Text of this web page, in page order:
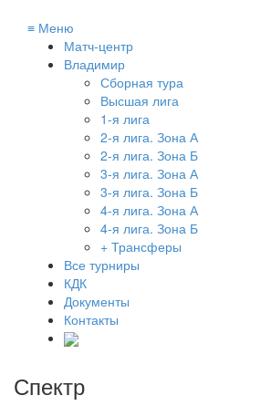
≡ Меню
Матч-центр
Владимир
Сборная тура
Высшая лига
1-я лига
2-я лига. Зона А
2-я лига. Зона Б
3-я лига. Зона А
3-я лига. Зона Б
4-я лига. Зона А
4-я лига. Зона Б
+ Трансферы
Все турниры
КДК
Документы
Контакты
Спектр